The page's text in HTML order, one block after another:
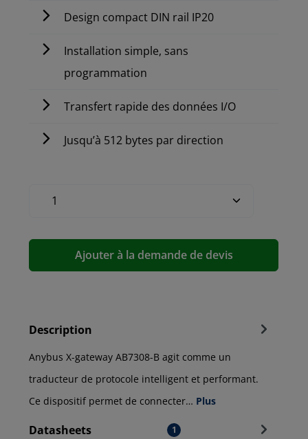
Design compact DIN rail IP20
Installation simple, sans
programmation
Transfert rapide des données I/O
Jusqu’à 512 bytes par direction
Ajouter à la demande de devis
Description
Anybus X-gateway AB7308-B agit comme un
traducteur de protocole intelligent et performant.
Ce dispositif permet de connecter… Plus
Datasheets 1